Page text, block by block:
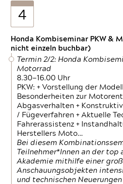
4
Honda Kombiseminar PKW &
nicht einzeln buchbar)
Termin 2/2: Honda
Motorrad
8.30—16.00 Uhr
PKW: + Vorstellung der
Besonderheiten zur
Abgasverhalten +
/ Fügeverfahren + Aktuelle
Fahrerassistenz +
Herstellers Moto…
Bei diesem
Teilnehmer*Innen an der
Akademie mithilfe einer
Anschauungsobjekten
und technischen Neuerungen